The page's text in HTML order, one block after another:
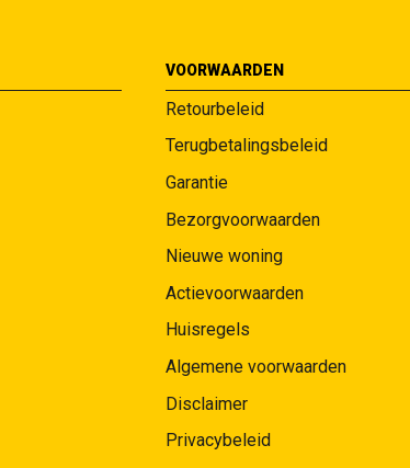
VOORWAARDEN
Retourbeleid
Terugbetalingsbeleid
Garantie
Bezorgvoorwaarden
Nieuwe woning
Actievoorwaarden
Huisregels
Algemene voorwaarden
Disclaimer
Privacybeleid